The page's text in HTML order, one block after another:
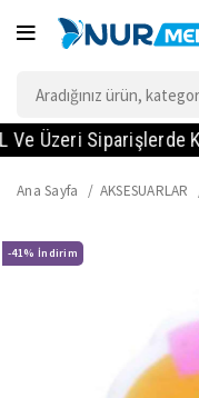
Siparişlerde
Ana Sayfa AKSESUARLAR
-41%